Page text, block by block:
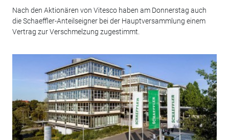
Nach den Aktionären von Vitesco haben am Donnerstag auch
die Schaeffler-Anteilseigner bei der Hauptversammlung einem
Vertrag zur Verschmelzung zugestimmt.